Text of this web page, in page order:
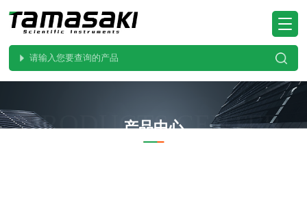
PRODUCTS CENTER
产品中心